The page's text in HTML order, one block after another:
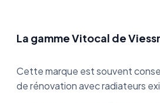
La gamme Vitocal de
Cette marque est souvent
de rénovation avec radiateurs